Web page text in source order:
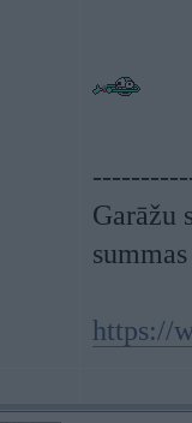
Garāžu
https://